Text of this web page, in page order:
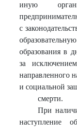
иную
с
образования в
за
направленного
и социальной
смерти.
При
наступление